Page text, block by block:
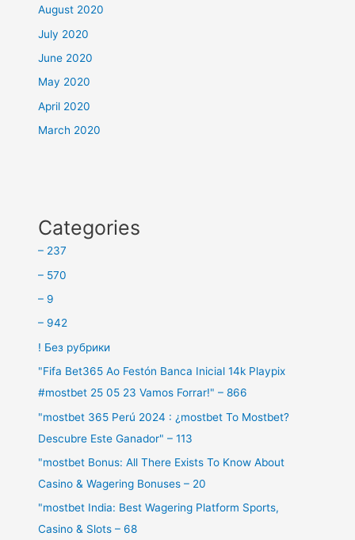
August 2020
July 2020
June 2020
May 2020
April 2020
March 2020
Categories
– 237
– 570
– 9
– 942
! Без рубрики
"Fifa Bet365 Ao Festón Banca Inicial 14k Playpix
#mostbet 25 05 23 Vamos Forrar!" – 866
"mostbet 365 Perú 2024 ️: ¿mostbet To Mostbet?
Descubre Este Ganador" – 113
"mostbet Bonus: All There Exists To Know About
Casino & Wagering Bonuses – 20
"mostbet India: Best Wagering Platform Sports,
Casino & Slots – 68